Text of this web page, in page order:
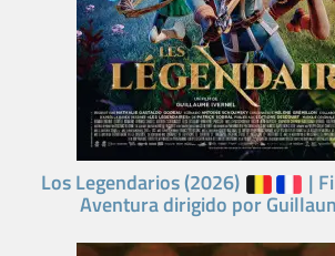
Los Legendarios (2026) |
Aventura dirigido por